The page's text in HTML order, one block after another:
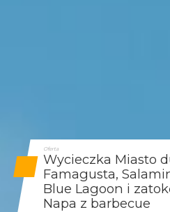
Oferta
Wycieczka Miasto
Famagusta,
Blue Lagoon i
Napa z barbecue